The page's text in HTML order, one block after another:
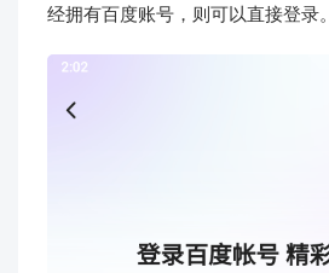
经拥有百度账号，则可以直接登录。